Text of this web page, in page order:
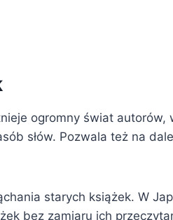
ogromny świat autorów,
słów. Pozwala też na
starych książek. W
bez zamiaru ich